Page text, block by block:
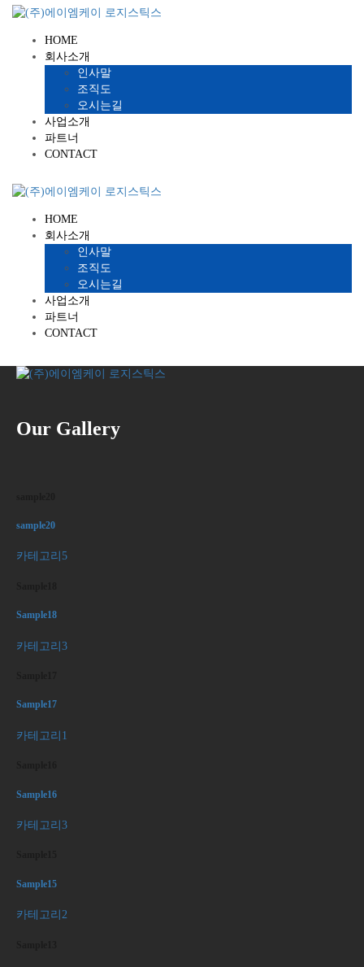
HOME
회사소개
인사말
조직도
오시는길
사업소개
파트너
CONTACT
HOME
회사소개
인사말
조직도
오시는길
사업소개
파트너
CONTACT
Our Gallery
sample20
카테고리5
Sample18
카테고리3
Sample17
카테고리1
Sample16
카테고리3
Sample15
카테고리2